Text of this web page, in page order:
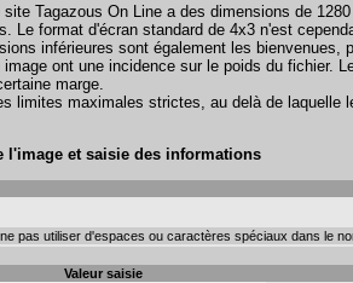
site Tagazous On Line a des dimensions de
Le format d'écran standard de 4x3 n'est
inférieures sont également les
image ont une incidence sur le poids du fichier.
marge.
limites maximales strictes, au delà de
l'image et saisie des informations
pas utiliser d'espaces ou caractères spéciaux dans le
Valeur saisie